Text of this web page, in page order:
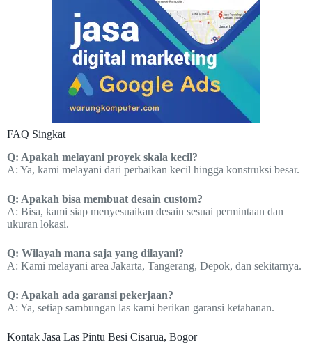
FAQ Singkat
Q: Apakah melayani proyek skala kecil?
A: Ya, kami melayani dari perbaikan kecil hingga konstruksi besar.
Q: Apakah bisa membuat desain custom?
A: Bisa, kami siap menyesuaikan desain sesuai permintaan dan
ukuran lokasi.
Q: Wilayah mana saja yang dilayani?
A: Kami melayani area Jakarta, Tangerang, Depok, dan sekitarnya.
Q: Apakah ada garansi pekerjaan?
A: Ya, setiap sambungan las kami berikan garansi ketahanan.
Kontak Jasa Las Pintu Besi Cisarua, Bogor